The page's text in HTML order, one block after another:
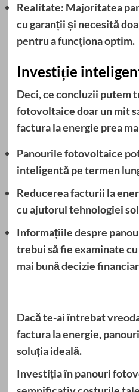
Realitate: Majoritatea
cu garanții și necesită
pentru a funcționa optim.
Investiție
Deci, ce concluzii putem
fotovoltaicedoar un mit
factura la energie prea
Panourile fotovoltaice
inteligentă pe termen
Reducerea facturii la
cu ajutorul tehnologiei
Informațiile despre
trebui să fie examinate
mai bună decizie
Dacă te-ai întrebat
factura la energie,
soluția ideală.
Investiția în panouri